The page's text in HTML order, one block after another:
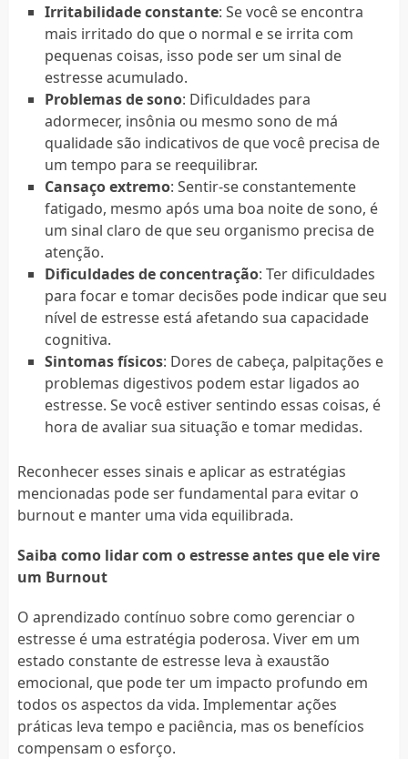
Irritabilidade constante: Se você se encontra
mais irritado do que o normal e se irrita com
pequenas coisas, isso pode ser um sinal de
estresse acumulado.
Problemas de sono: Dificuldades para
adormecer, insônia ou mesmo sono de má
qualidade são indicativos de que você precisa de
um tempo para se reequilibrar.
Cansaço extremo: Sentir-se constantemente
fatigado, mesmo após uma boa noite de sono, é
um sinal claro de que seu organismo precisa de
atenção.
Dificuldades de concentração: Ter dificuldades
para focar e tomar decisões pode indicar que seu
nível de estresse está afetando sua capacidade
cognitiva.
Sintomas físicos: Dores de cabeça, palpitações e
problemas digestivos podem estar ligados ao
estresse. Se você estiver sentindo essas coisas, é
hora de avaliar sua situação e tomar medidas.
Reconhecer esses sinais e aplicar as estratégias
mencionadas pode ser fundamental para evitar o
burnout e manter uma vida equilibrada.
Saiba como lidar com o estresse antes que ele vire
um Burnout
O aprendizado contínuo sobre como gerenciar o
estresse é uma estratégia poderosa. Viver em um
estado constante de estresse leva à exaustão
emocional, que pode ter um impacto profundo em
todos os aspectos da vida. Implementar ações
práticas leva tempo e paciência, mas os benefícios
compensam o esforço.